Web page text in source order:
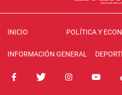
INICIO POLÍTICA Y
INFORMACIÓN GENERAL